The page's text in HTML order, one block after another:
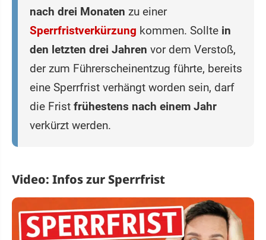
nach drei Monaten zu einer
Sperrfristverkürzung kommen. Sollte in
den letzten drei Jahren vor dem Verstoß,
der zum Führerscheinentzug führte, bereits
eine Sperrfrist verhängt worden sein, darf
die Frist frühestens nach einem Jahr
verkürzt werden.
Video: Infos zur Sperrfrist